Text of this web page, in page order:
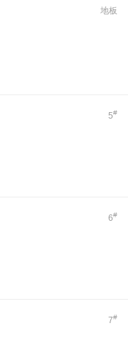
地板
5#
6#
7#